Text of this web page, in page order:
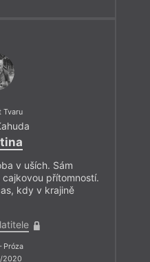
Tvaru
v uších. Sám
přítomností.
kdy v krajině
Próza
2020